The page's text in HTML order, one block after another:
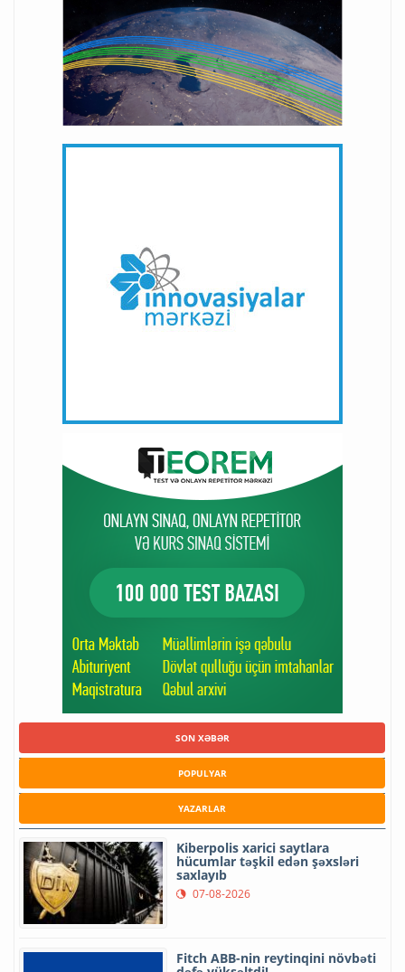
SON XƏBƏR
POPULYAR
YAZARLAR
Kiberpolis xarici saytlara
hücumlar təşkil edən şəxsləri
saxlayıb
07-08-2026
Fitch ABB-nin reytinqini növbəti